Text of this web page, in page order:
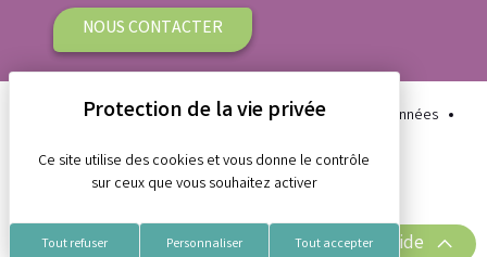
Accès rapide
NOUS CONTACTER
Plan du site Aide et accessibilité
Protection des données
Gestion des cookies
Mentions légales
Ce site utilise des cookies et vous donne le contrôle
sur ceux que vous souhaitez activer
Tout accepter
Tout refuser Personnaliser